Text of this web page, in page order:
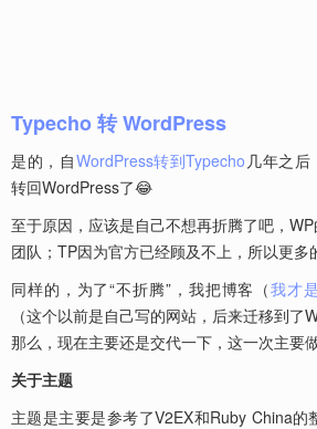
Typecho 转 WordPress
是的，自WordPress转到Typecho 几年之后
转回WordPress了😂
至于原因，应该是自己不想再折腾了吧，
团队；TP因为官方已经顾及不上，所以更多
同样的，为了“不折腾”，我把博客（我才
（这个以前是自己写的网站，后来迁移到了
那么，现在主要还是交代一下，这一次主要
关于主题
主题是主要是参考了V2EX和Ruby China的